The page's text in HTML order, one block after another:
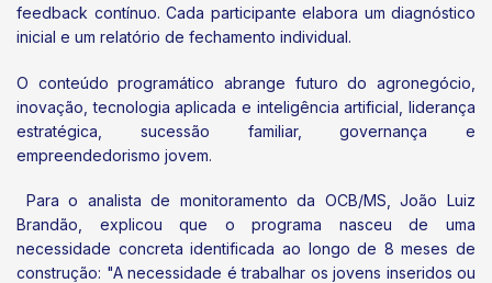
feedback contínuo. Cada participante elabora um diagnóstico
inicial e um relatório de fechamento individual.
O conteúdo programático abrange futuro do agronegócio,
inovação, tecnologia aplicada e inteligência artificial, liderança
estratégica, sucessão familiar, governança e
empreendedorismo jovem.
Para o analista de monitoramento da OCB/MS, João Luiz
Brandão, explicou que o programa nasceu de uma
necessidade concreta identificada ao longo de 8 meses de
construção: "A necessidade é trabalhar os jovens inseridos ou